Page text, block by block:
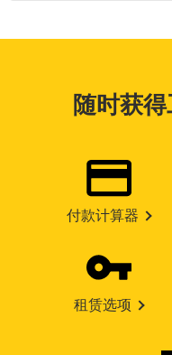
随时获
付款计算器
租赁选项